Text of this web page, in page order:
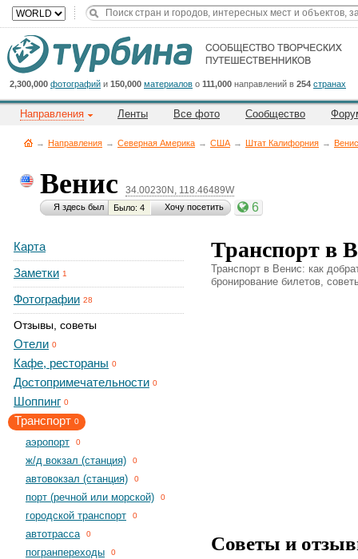
2,300,000 фотографий и 150,000 материалов о 111,000 направлений в 254 странах
Направления Ленты Все фото Сообщество
→ Направления → Северная Америка → CША → Штат Калифорния → Венис
Венис 34.00230N, 118.46489W
Я здесь был Было: 4 Хочу посетить 6
Карта
Заметки 1
Фотографии 28
Отзывы, советы
Отели 0
Кафе, рестораны 0
Достопримечательности 0
Шоппинг 0
Транспорт 0
aэропорт 0
ж/д вокзал (станция) 0
автовокзал (станция) 0
порт (речной или морской) 0
городской транспорт 0
автотрасса 0
погранпереходы 0
Транспорт в
Транспорт в Венис: как
бронирование билетов,
Советы и
Cейчас
на
сайте:
Title
Button